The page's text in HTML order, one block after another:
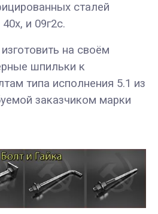
сталей
и 09г2с.
на своём
шпильки к
типа исполнения 5.1 из
заказчиком марки